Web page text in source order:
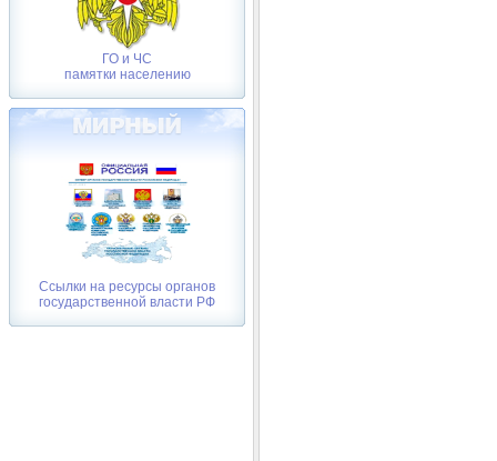
ГО и ЧС
памятки населению
Ссылки на ресурсы органов
государственной власти РФ